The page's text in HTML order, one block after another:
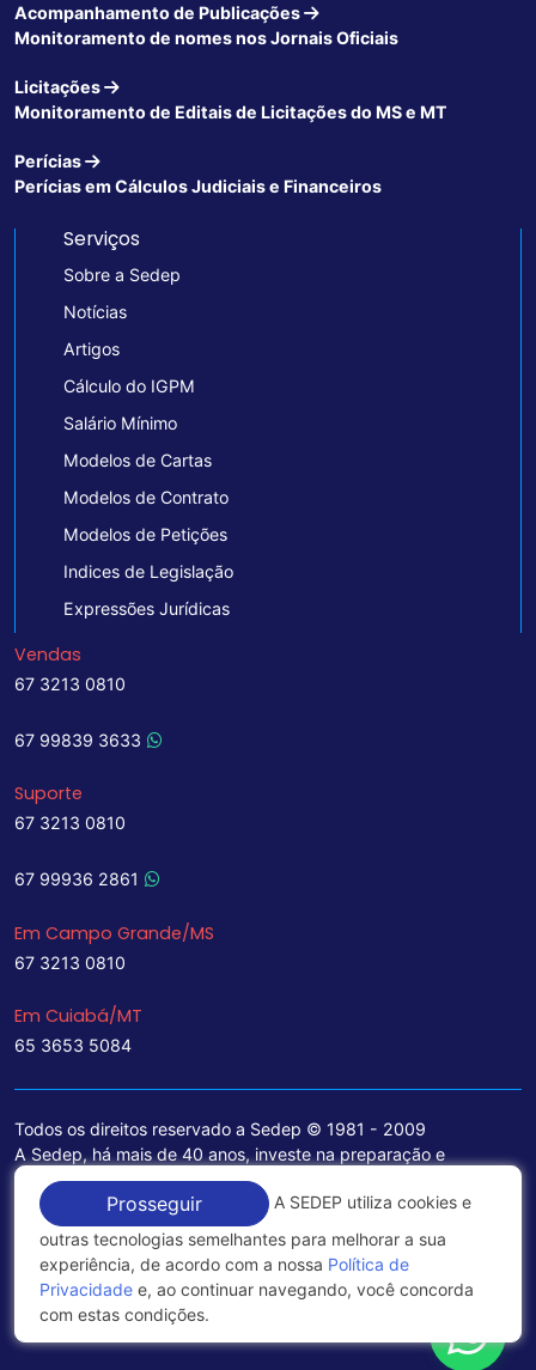
Acompanhamento de Publicações
Monitoramento de nomes nos Jornais Oficiais
Licitações
Monitoramento de Editais de Licitações do MS e MT
Perícias
Perícias em Cálculos Judiciais e Financeiros
Serviços
Sobre a Sedep
Notícias
Artigos
Cálculo do IGPM
Salário Mínimo
Modelos de Cartas
Modelos de Contrato
Modelos de Petições
Indices de Legislação
Expressões Jurídicas
Vendas
67 3213 0810
67 99839 3633
Suporte
67 3213 0810
67 99936 2861
Em Campo Grande/MS
67 3213 0810
Em Cuiabá/MT
65 3653 5084
Todos os direitos reservado a Sedep © 1981 - 2009
A Sedep, há mais de 40 anos, investe na preparação e
treinamento de funcionários e na aquisição de tecnologia de
ponta para a ampliação de seu portfólio de serviços voltados
para a área jurídica, que contemplam informações seguras e
excelentes soluções empresariais.
Política de Privacidade
Prosseguir
A SEDEP utiliza cookies e
outras tecnologias semelhantes para melhorar a sua
experiência, de acordo com a nossa Política de
Privacidade e, ao continuar navegando, você concorda
com estas condições.